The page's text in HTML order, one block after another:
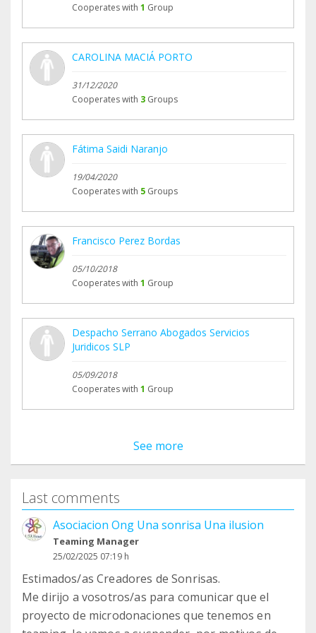
Cooperates with 1 Group
CAROLINA MACIÁ PORTO
31/12/2020
Cooperates with 3 Groups
Fátima Saidi Naranjo
19/04/2020
Cooperates with 5 Groups
Francisco Perez Bordas
05/10/2018
Cooperates with 1 Group
Despacho Serrano Abogados Servicios
Juridicos SLP
05/09/2018
Cooperates with 1 Group
See more
Last comments
Asociacion Ong Una sonrisa Una ilusion
Teaming Manager
25/02/2025 07:19 h
Estimados/as Creadores de Sonrisas.
Me dirijo a vosotros/as para comunicar que el
proyecto de microdonaciones que tenemos en